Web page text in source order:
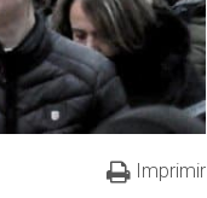
Imprimir